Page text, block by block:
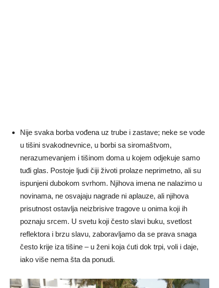
Nije svaka borba vođena uz trube i zastave; neke se vode
u tišini svakodnevnice, u borbi sa siromaštvom,
nerazumevanjem i tišinom doma u kojem odjekuje samo
tuđi glas. Postoje ljudi čiji životi prolaze neprimetno, ali su
ispunjeni dubokom svrhom. Njihova imena ne nalazimo u
novinama, ne osvajaju nagrade ni aplauze, ali njihova
prisutnost ostavlja neizbrisive tragove u onima koji ih
poznaju srcem. U svetu koji često slavi buku, svetlost
reflektora i brzu slavu, zaboravljamo da se prava snaga
često krije iza tišine – u ženi koja ćuti dok trpi, voli i daje,
iako više nema šta da ponudi.